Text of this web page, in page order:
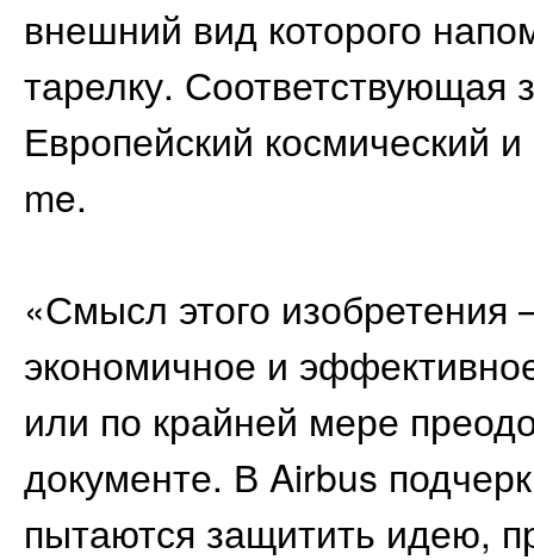
внешний вид которого
тарелку.
Европейский космический
me.
«Смысл этого изобретения
экономичное и
или по крайней мере
документе. В Airbus
пытаются защитить идею,